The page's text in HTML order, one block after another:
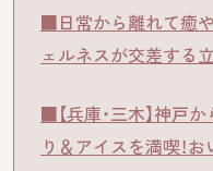
■日常から離れて癒
ェルネスが交差する
■【兵庫・三木】神戸
り＆アイスを満喫！